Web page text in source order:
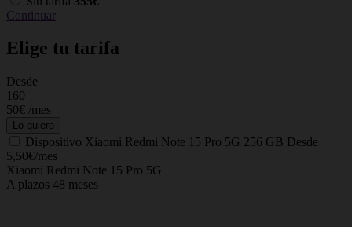
Continuar
Elige tu tarifa
Desde
160
50€ /mes
Lo quiero
Dispositivo Xiaomi Redmi Note 15 Pro 5G 256 GB Desde
5,50€/mes
Xiaomi Redmi Note 15 Pro 5G
A plazos 48 meses